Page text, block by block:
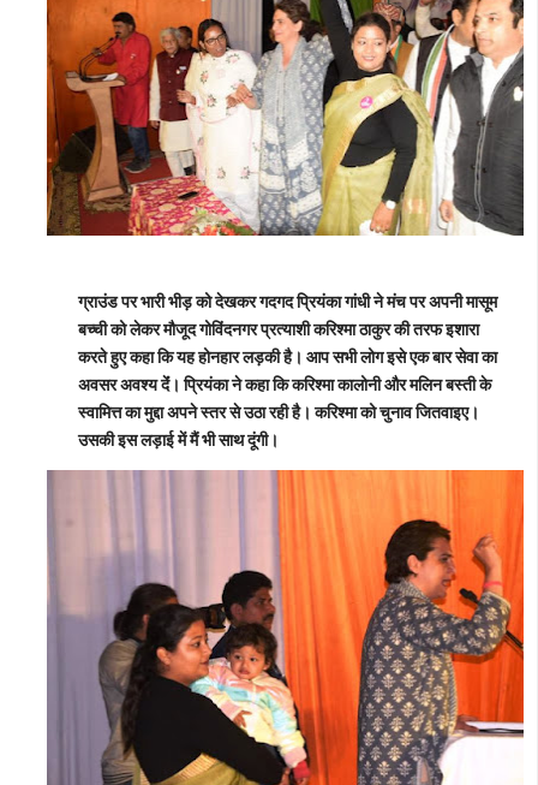
ग्राउंड पर भारी भीड़ को देखकर गदगद प्रियंका गांधी ने मंच पर अपनी मासूम
बच्ची को लेकर मौजूद गोविंदनगर प्रत्याशी करिश्मा ठाकुर की तरफ इशारा
करते हुए कहा कि यह होनहार लड़की है। आप सभी लोग इसे एक बार सेवा का
अवसर अवश्य देंं। प्रियंका ने कहा कि करिश्मा कालोनी और मलिन बस्ती के
स्वामित्त का मुद्दा अपने स्तर से उठा रही है। करिश्मा को चुनाव जितवाइए।
उसकी इस लड़ाई में मैं भी साथ दूंगी।